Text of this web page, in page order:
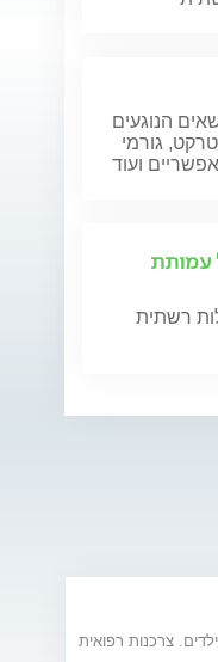
הנוגעים
גורמי
ועוד
עמותת
רשתית
צרכנות רפואית